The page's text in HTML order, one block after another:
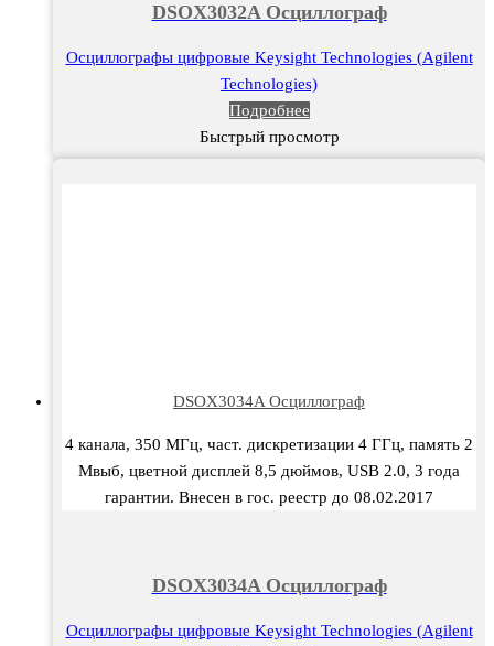
DSOX3032A Осциллограф
Осциллографы цифровые Keysight Technologies (Agilent
Technologies)
Подробнее
Быстрый просмотр
DSOX3034A Осциллограф
4 канала, 350 МГц, част. дискретизации 4 ГГц, память 2
Мвыб, цветной дисплей 8,5 дюймов, USB 2.0, 3 года
гарантии. Внесен в гос. реестр до 08.02.2017
DSOX3034A Осциллограф
Осциллографы цифровые Keysight Technologies (Agilent